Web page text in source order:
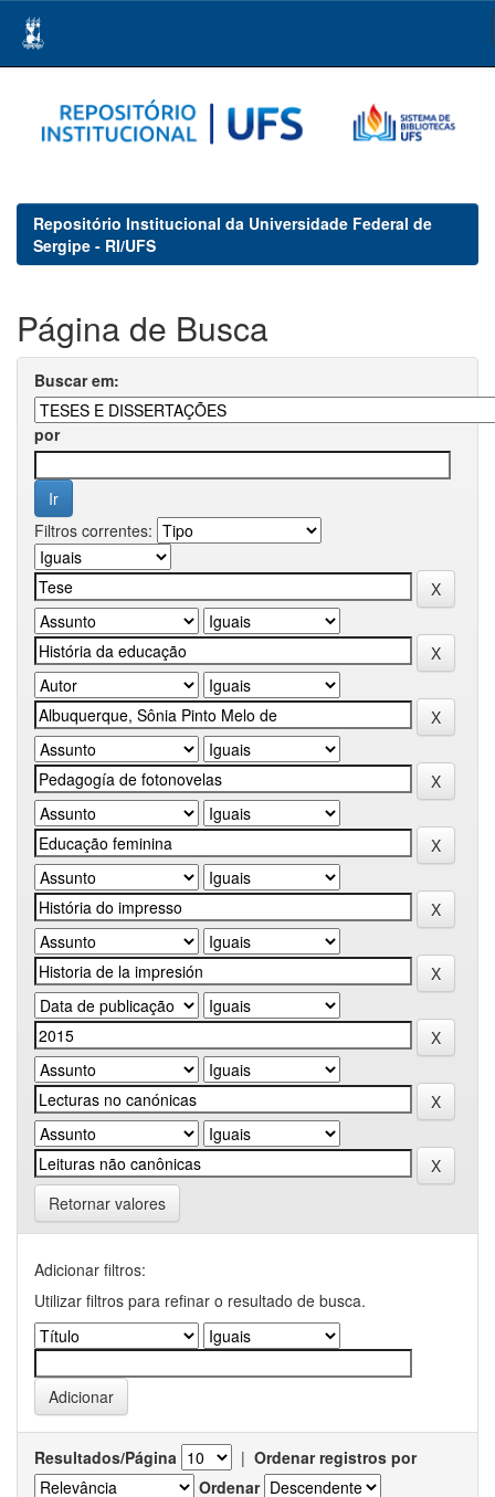
navigation
Repositório Institucional da Universidade Federal de
Sergipe - RI/UFS
Página de Busca
Buscar em:
por
Filtros correntes:
Retornar valores
Adicionar filtros:
Utilizar filtros para refinar o resultado de busca.
Resultados/Página | Ordenar registros por
Ordenar